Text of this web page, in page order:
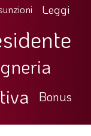
Leggi
Bonus